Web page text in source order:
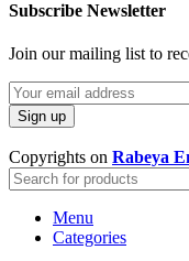
Subscribe Newsletter
Join our mailing list to
Copyrights on Rabeya
Menu
Categories